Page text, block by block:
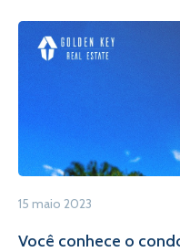
15 maio 2023
Você conhece o